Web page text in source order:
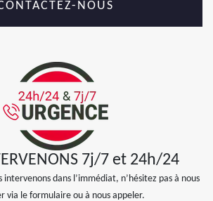
NOUS
7j/7 et 24h/24
intervenons dans l’immédiat, n’hésitez pas à nous
via le formulaire ou à nous appeler.